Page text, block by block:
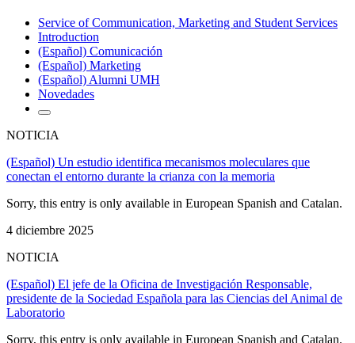
Service of Communication, Marketing and Student Services
Introduction
(Español) Comunicación
(Español) Marketing
(Español) Alumni UMH
Novedades
NOTICIA
(Español) Un estudio identifica mecanismos moleculares que
conectan el entorno durante la crianza con la memoria
Sorry, this entry is only available in European Spanish and Catalan.
4 diciembre 2025
NOTICIA
(Español) El jefe de la Oficina de Investigación Responsable,
presidente de la Sociedad Española para las Ciencias del Animal de
Laboratorio
Sorry, this entry is only available in European Spanish and Catalan.